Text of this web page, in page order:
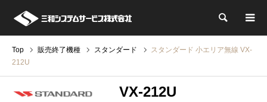
検索
Top 販売終了機種 スタンダード
スタンダード 小エリア無線 VX-
212U
VX-212U